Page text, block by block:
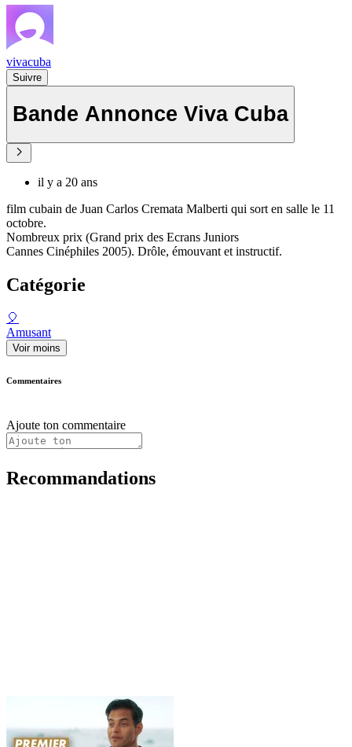
vivacuba
Suivre
Bande Annonce Viva Cuba
il y a 20 ans
film cubain de Juan Carlos Cremata Malberti qui sort en salle le 11
octobre.
Nombreux prix (Grand prix des Ecrans Juniors
Cannes Cinéphiles 2005). Drôle, émouvant et instructif.
Catégorie
🎈
Amusant
Voir moins
Commentaires
Ajoute ton commentaire
Recommandations